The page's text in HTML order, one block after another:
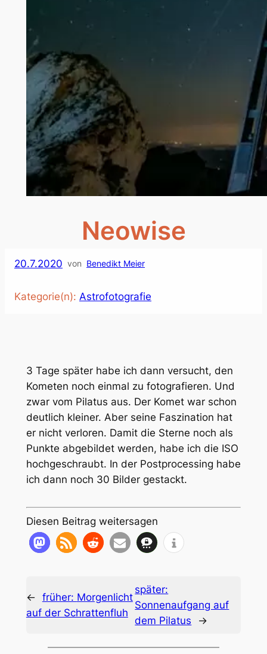
Neowise
20.7.2020 von Benedikt Meier
Kategorie(n): Astrofotografie
3 Tage später habe ich dann versucht, den
Kometen noch einmal zu fotografieren. Und
zwar vom Pilatus aus. Der Komet war schon
deutlich kleiner. Aber seine Faszination hat
er nicht verloren. Damit die Sterne noch als
Punkte abgebildet werden, habe ich die ISO
hochgeschraubt. In der Postprocessing habe
ich dann noch 30 Bilder gestackt.
Diesen Beitrag weitersagen
← früher: Morgenlicht
auf der Schrattenfluh
später:
Sonnenaufgang auf
dem Pilatus
→